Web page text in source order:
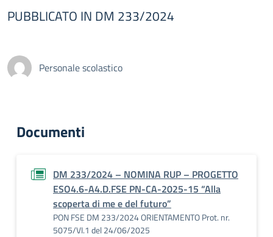
PUBBLICATO IN DM 233/2024
Personale scolastico
Documenti
DM 233/2024 – NOMINA RUP – PROGETTO
ESO4.6-A4.D.FSE PN-CA-2025-15 “Alla
scoperta di me e del futuro”
PON FSE DM 233/2024 ORIENTAMENTO Prot. nr.
5075/VI.1 del 24/06/2025